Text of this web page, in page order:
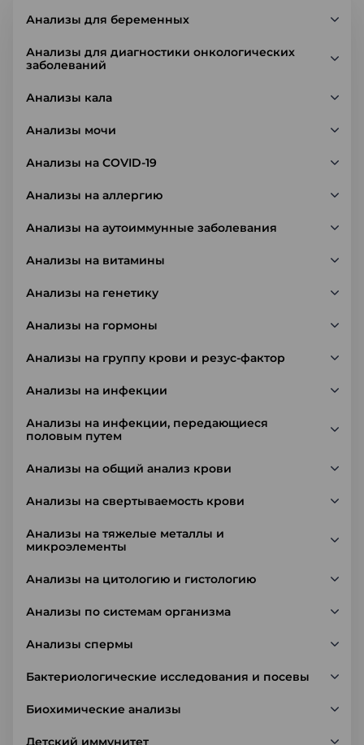
Анализы для беременных
Анализы для диагностики онкологических
заболеваний
Анализы кала
Анализы мочи
Анализы на COVID-19
Анализы на аллергию
Анализы на аутоиммунные заболевания
Анализы на витамины
Анализы на генетику
Анализы на гормоны
Анализы на группу крови и резус-фактор
Анализы на инфекции
Анализы на инфекции, передающиеся
половым путем
Анализы на общий анализ крови
Анализы на свертываемость крови
Анализы на тяжелые металлы и
микроэлементы
Анализы на цитологию и гистологию
Анализы по системам организма
Анализы спермы
Бактериологические исследования и посевы
Биохимические анализы
Детский иммунитет